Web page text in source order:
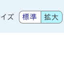
ズ 標準 拡大